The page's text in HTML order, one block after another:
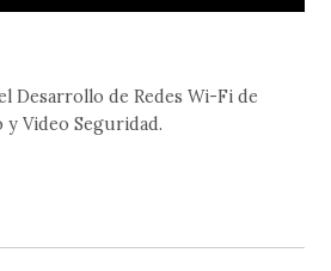
Desarrollo de Redes Wi-Fi de
Video Seguridad.